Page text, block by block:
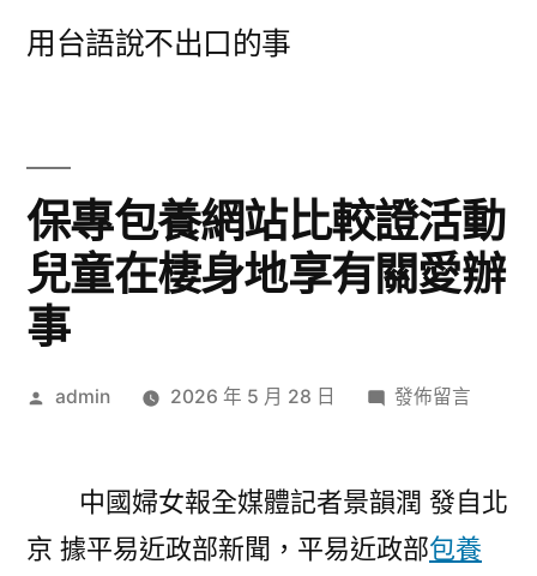
用台語說不出口的事
保專包養網站比較證活動
兒童在棲身地享有關愛辦
事
作
admin 2026 年 5 月 28 日
在
包
養
網
發佈留言
中國婦女報全媒體記者景韻潤 發自北
京 據平易近政部新聞，平易近政部包養